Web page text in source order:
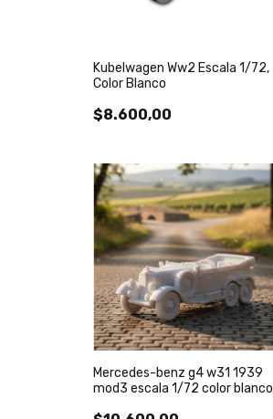
Kubelwagen Ww2 Escala 1/72,
Color Blanco
$8.600,00
Mercedes-benz g4 w31 1939
mod3 escala 1/72 color blanco